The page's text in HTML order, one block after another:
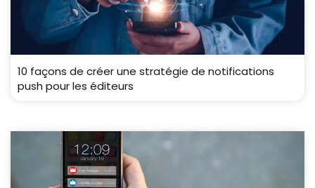
10 façons de créer une stratégie de notifications
push pour les éditeurs